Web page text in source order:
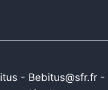
- Bebitus@sfr.fr -